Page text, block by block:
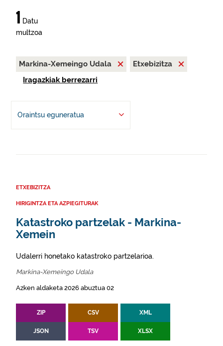
1 Datu
multzoa
Markina-Xemeingo Udala
Etxebizitza
Iragazkiak berrezarri
Oraintsu eguneratua
ETXEBIZITZA
HIRIGINTZA ETA AZPIEGITURAK
Katastroko partzelak - Markina-
Xemein
Udalerri honetako katastroko partzelarioa.
Markina-Xemeingo Udala
Azken aldaketa 2026 abuztua 02
ZIP CSV XML
JSON TSV XLSX